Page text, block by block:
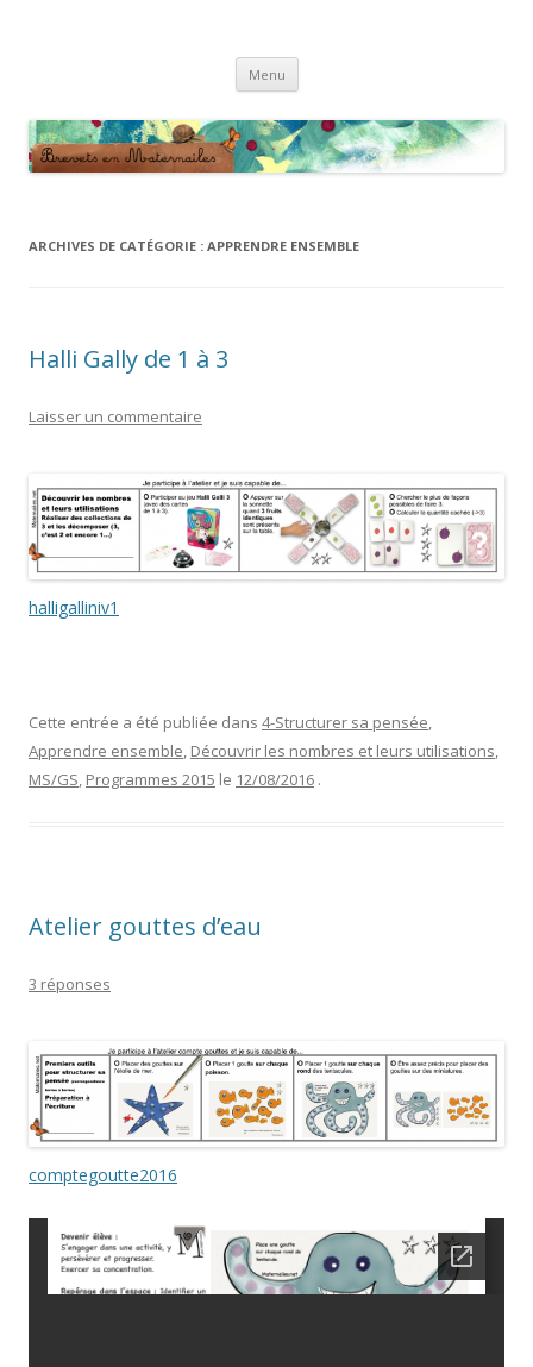
Menu Aller
contenu
ARCHIVES DE CATÉGORIE : APPRENDRE ENSEMBLE
Halli Gally de 1 à 3
Laisser un commentaire
halligalliniv1
Cette entrée a été publiée dans 4-Structurer sa pensée,
Apprendre ensemble, Découvrir les nombres et leurs utilisations,
MS/GS, Programmes 2015 le 12/08/2016 .
Atelier gouttes d’eau
3 réponses
comptegoutte2016